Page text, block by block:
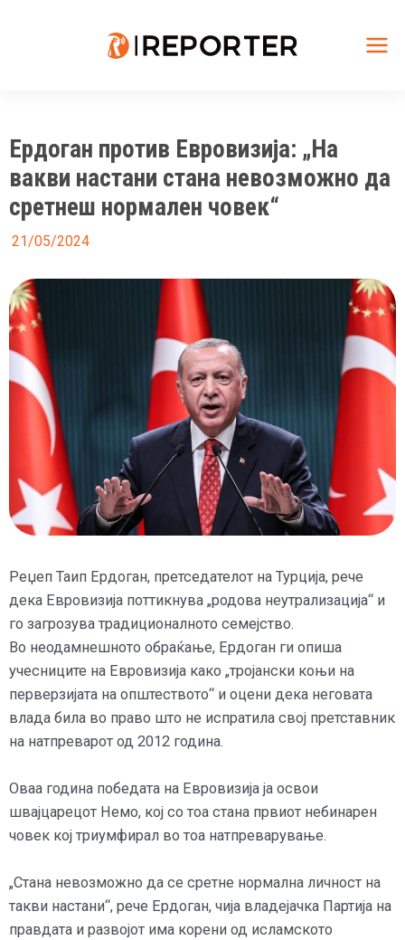
Ердоган против Евровизија: „На
вакви настани стана невозможно да
сретнеш нормален човек“
21/05/2024
Реџеп Таип Ердоган, претседателот на Турција, рече
дека Евровизија поттикнува „родова неутрализација“ и
го загрозува традиционалното семејство.
Во неодамнешното обраќање, Ердоган ги опиша
учесниците на Евровизија како „тројански коњи на
перверзијата на општеството“ и оцени дека неговата
влада била во право што не испратила свој претставник
на натпреварот од 2012 година.
Оваа година победата на Евровизија ја освои
швајцарецот Немо, кој со тоа стана првиот небинарен
човек кој триумфирал во тоа натпреварување.
„Стана невозможно да се сретне нормална личност на
такви настани“, рече Ердоган, чија владејачка Партија на
правдата и развојот има корени од исламското